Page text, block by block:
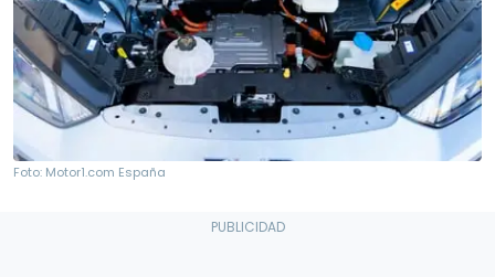
Foto: Motor1.com España